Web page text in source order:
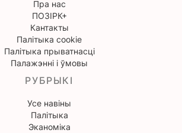
Пра нас
ПОЗІРК+
Кантакты
Палітыка cookie
Палітыка прыватнасці
Палажэнні і ўмовы
РУБРЫКІ
Усе навіны
Палітыка
Эканоміка